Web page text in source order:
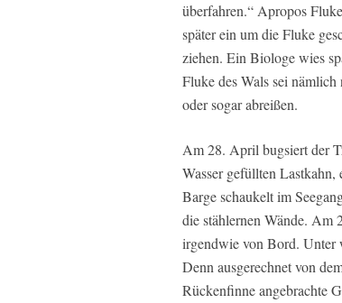
überfahren.“ Apropos
später ein um die Fluke
ziehen. Ein Biologe wies
Fluke des Wals sei
oder sogar abreißen.
Am 28. April bugsiert der
Wasser gefüllten
Barge schaukelt im
die stählernen Wände.
irgendwie von Bord. Unter
Denn ausgerechnet von
Rückenfinne angebrachte